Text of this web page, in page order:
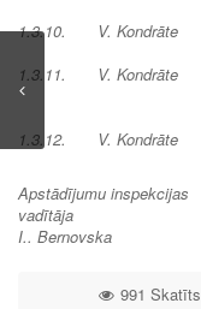
1.3.10.
V. Kondrāte
1.3.11.
V. Kondrāte
1.3.12. V. Kondrāte
Apstādījumu inspekcijas
vadītāja
I.. Bernovska
991 Skatīts